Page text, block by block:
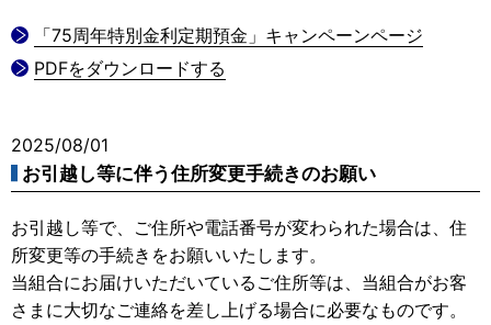
「75周年特別金利定期預金」キャンペーンページ
PDFをダウンロードする
2025/08/01
お引越し等に伴う住所変更手続きのお願い
お引越し等で、ご住所や電話番号が変わられた場合は、住
所変更等の手続きをお願いいたします。
当組合にお届けいただいているご住所等は、当組合がお客
さまに大切なご連絡を差し上げる場合に必要なものです。